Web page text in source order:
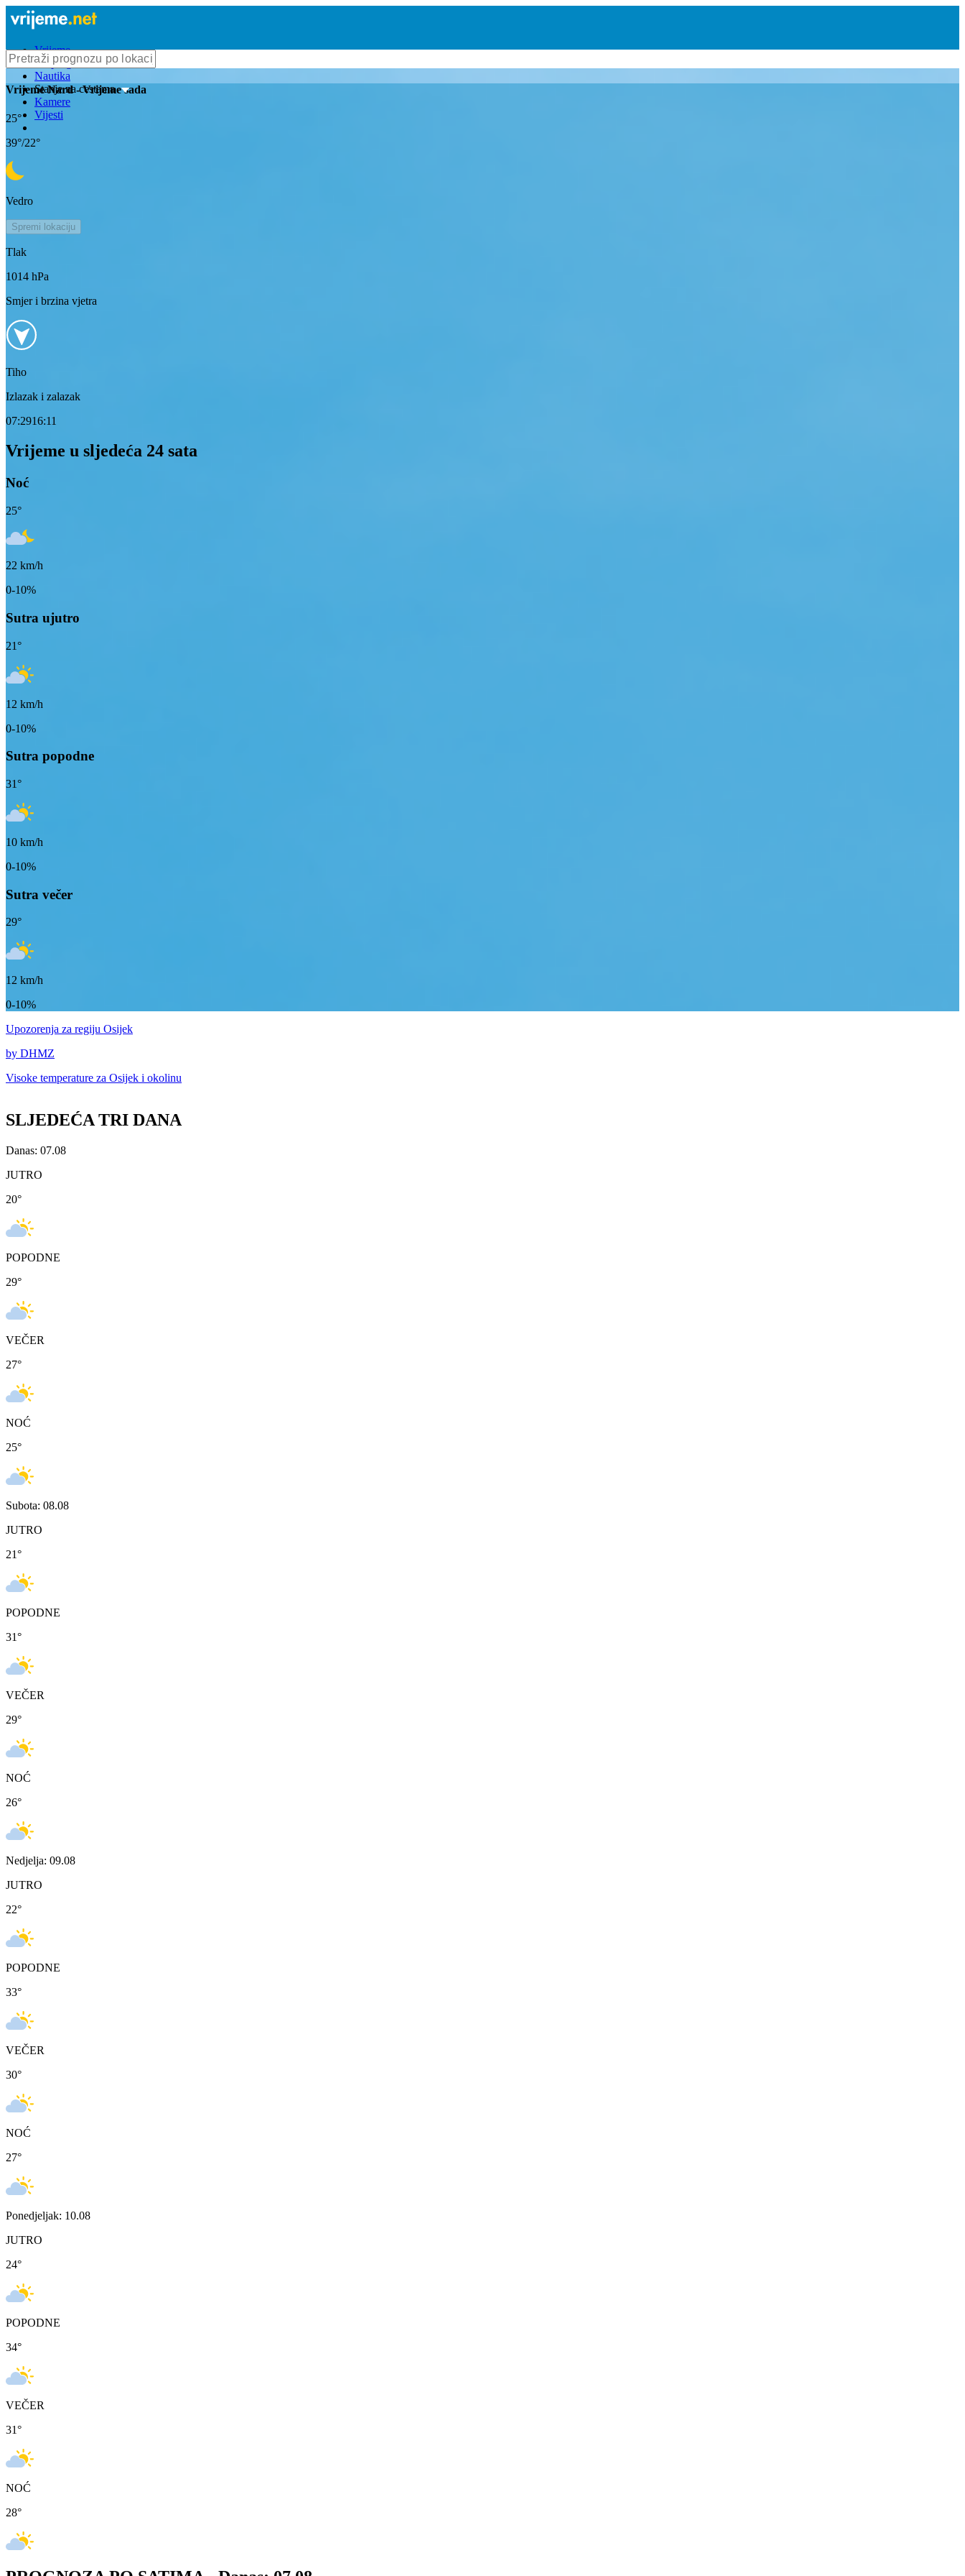
Vrijeme
Bioprognoza
Nautika
Stanje na cestama
Kamere
Vijesti
VrijemeNard- Vrijeme sada
25°
39°/22°
Vedro
Spremi lokaciju
Tlak
1014 hPa
Smjer i brzina vjetra
Tiho
Izlazak i zalazak
07:2916:11
Vrijeme u sljedeća 24 sata
Noć
25°
22 km/h
0-10%
Sutra ujutro
21°
12 km/h
0-10%
Sutra popodne
31°
10 km/h
0-10%
Sutra večer
29°
12 km/h
0-10%
Upozorenja za regiju Osijek
by DHMZ
Visoke temperature za Osijek i okolinu
SLJEDEĆA TRI DANA
Danas: 07.08
JUTRO
20°
POPODNE
29°
VEČER
27°
NOĆ
25°
Subota: 08.08
JUTRO
21°
POPODNE
31°
VEČER
29°
NOĆ
26°
Nedjelja: 09.08
JUTRO
22°
POPODNE
33°
VEČER
30°
NOĆ
27°
Ponedjeljak: 10.08
JUTRO
24°
POPODNE
34°
VEČER
31°
NOĆ
28°